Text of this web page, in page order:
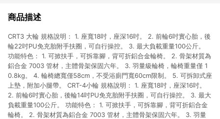
商品描述
CRT3 大輪 規格說明： 1. 座寬18吋，座深16吋。 2. 前輪6吋實心胎，後
輪22吋PU免充胎附手扶圈，可自行操控。 3. 最大負載重量100公斤。
功能特色： 1. 可掀扶手，可拆靠腳，背可折鋁合金輪椅。 2. 骨架材質為
鋁合金 7003 管材，主體骨架保固六年。 3. 羽量級輪椅，輪椅重量僅 1
0.8kg。 4. 輪椅總寬僅58cm，不受浴廁門寬60cm限制。 5. 可拆卸式座
上墊，附加小腿帶。 CRT-4小輪 規格說明： 1. 座寬18吋，座深16吋。
2. 前輪6吋實心胎，後輪14吋PU免充胎附手扶圈，可自行操控。 3. 最大
負載重量100公斤。 功能特色： 1. 可掀扶手，可拆靠腳，背可折鋁合金
輪椅。 2. 骨架材質為鋁合金 7003 管材，主體骨架保固六年。 3. 羽量